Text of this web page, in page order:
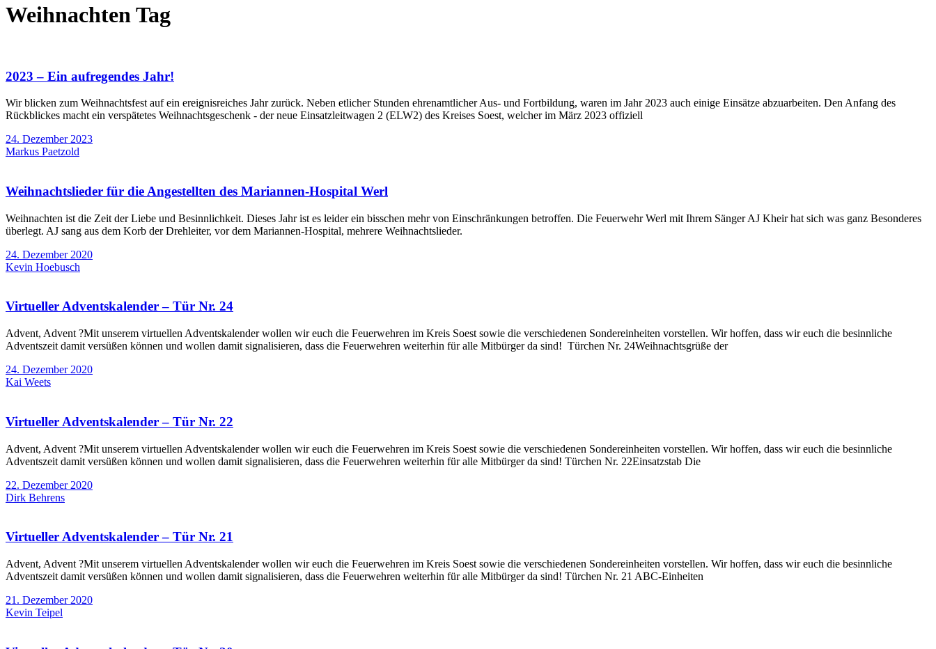
Weihnachten Tag
2023 – Ein aufregendes Jahr!
Wir blicken zum Weihnachtsfest auf ein ereignisreiches Jahr zurück. Neben etlicher Stunden ehrenamtlicher Aus- und Fortbildung, waren im Jahr 2023 auch einige Einsätze abzuarbeiten. Den Anfang des
Rückblickes macht ein verspätetes Weihnachtsgeschenk - der neue Einsatzleitwagen 2 (ELW2) des Kreises Soest, welcher im März 2023 offiziell
24. Dezember 2023
Markus Paetzold
Weihnachtslieder für die Angestellten des Mariannen-Hospital Werl
Weihnachten ist die Zeit der Liebe und Besinnlichkeit. Dieses Jahr ist es leider ein bisschen mehr von Einschränkungen betroffen. Die Feuerwehr Werl mit Ihrem Sänger AJ Kheir hat sich was ganz Besonderes
überlegt. AJ sang aus dem Korb der Drehleiter, vor dem Mariannen-Hospital, mehrere Weihnachtslieder.
24. Dezember 2020
Kevin Hoebusch
Virtueller Adventskalender – Tür Nr. 24
Advent, Advent ?Mit unserem virtuellen Adventskalender wollen wir euch die Feuerwehren im Kreis Soest sowie die verschiedenen Sondereinheiten vorstellen. Wir hoffen, dass wir euch die besinnliche
Adventszeit damit versüßen können und wollen damit signalisieren, dass die Feuerwehren weiterhin für alle Mitbürger da sind! Türchen Nr. 24Weihnachtsgrüße der
24. Dezember 2020
Kai Weets
Virtueller Adventskalender – Tür Nr. 22
Advent, Advent ?Mit unserem virtuellen Adventskalender wollen wir euch die Feuerwehren im Kreis Soest sowie die verschiedenen Sondereinheiten vorstellen. Wir hoffen, dass wir euch die besinnliche
Adventszeit damit versüßen können und wollen damit signalisieren, dass die Feuerwehren weiterhin für alle Mitbürger da sind! Türchen Nr. 22Einsatzstab Die
22. Dezember 2020
Dirk Behrens
Virtueller Adventskalender – Tür Nr. 21
Advent, Advent ?Mit unserem virtuellen Adventskalender wollen wir euch die Feuerwehren im Kreis Soest sowie die verschiedenen Sondereinheiten vorstellen. Wir hoffen, dass wir euch die besinnliche
Adventszeit damit versüßen können und wollen damit signalisieren, dass die Feuerwehren weiterhin für alle Mitbürger da sind! Türchen Nr. 21 ABC-Einheiten
21. Dezember 2020
Kevin Teipel